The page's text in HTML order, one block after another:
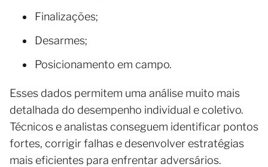
Finalizações;
Desarmes;
Posicionamento em campo.
Esses dados permitem uma análise muito mais
detalhada do desempenho individual e coletivo.
Técnicos e analistas conseguem identificar pontos
fortes, corrigir falhas e desenvolver estratégias
mais eficientes para enfrentar adversários.